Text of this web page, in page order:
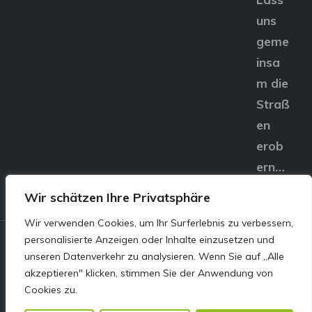
Wir schätzen Ihre Privatsphäre
Wir verwenden Cookies, um Ihr Surferlebnis zu verbessern,
personalisierte Anzeigen oder Inhalte einzusetzen und
unseren Datenverkehr zu analysieren. Wenn Sie auf „Alle
akzeptieren" klicken, stimmen Sie der Anwendung von
Cookies zu.
uns
geme
insa
m die
Straß
en
erob
ern…
© E&S Motors GmbH,
Linzer Straße 83 4240
Freistadt